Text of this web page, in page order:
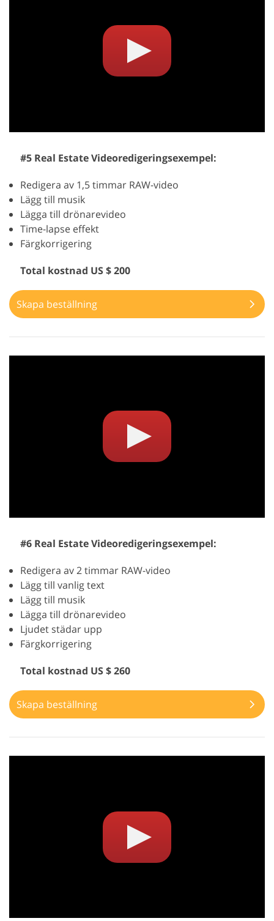
#5 Real Estate Videoredigeringsexempel:
Redigera av 1,5 timmar RAW-video
Lägg till musik
Lägga till drönarevideo
Time-lapse effekt
Färgkorrigering
Total kostnad US $ 200
Skapa beställning
#6 Real Estate Videoredigeringsexempel:
Redigera av 2 timmar RAW-video
Lägg till vanlig text
Lägg till musik
Lägga till drönarevideo
Ljudet städar upp
Färgkorrigering
Total kostnad US $ 260
Skapa beställning